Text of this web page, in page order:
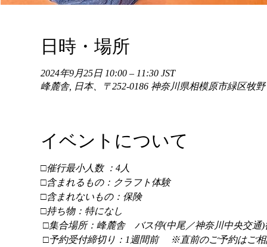
日時・場所
2024年9月25日 10:00 – 11:30 JST
峰麓舎, 日本、〒252-0186 神奈川県相模原市緑区牧
イベントについて
□催行最小人数 ：4人
□含まれるもの：クラフト体験
□含まれないもの：保険
□持ち物：特になし
□集合場所：峰麓舎　バス停(中尾／神奈川中央交通)
□予約受付締切り：1週間前 　※直前のご予約はご